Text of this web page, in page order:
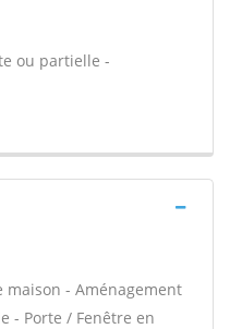
ou partielle -
maison - Aménagement
- Porte / Fenêtre en